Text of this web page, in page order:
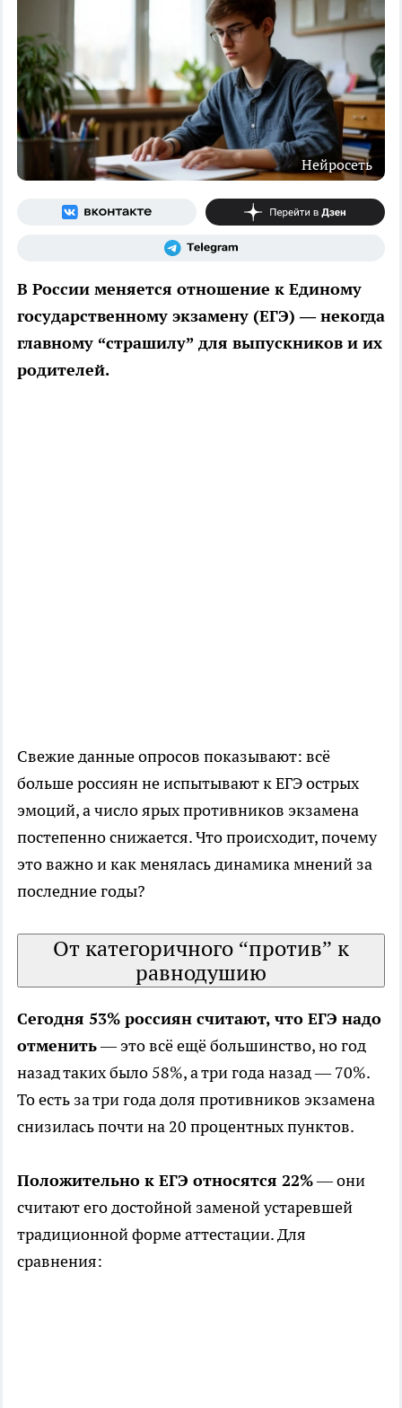
Нейросеть
В России меняется отношение к Единому
государственному экзамену (ЕГЭ) — некогда
главному “страшилу” для выпускников и их
родителей.
Свежие данные опросов показывают: всё
больше россиян не испытывают к ЕГЭ острых
эмоций, а число ярых противников экзамена
постепенно снижается. Что происходит, почему
это важно и как менялась динамика мнений за
последние годы?
От категоричного “против” к
равнодушию
Сегодня 53% россиян считают, что ЕГЭ надо
отменить— это всё ещё большинство, но год
назад таких было 58%, а три года назад — 70%.
То есть за три года доля противников экзамена
снизилась почти на 20 процентных пунктов.
Положительно к ЕГЭ относятся 22%— они
считают его достойной заменой устаревшей
традиционной форме аттестации. Для
сравнения: